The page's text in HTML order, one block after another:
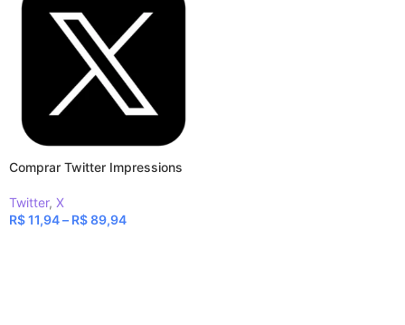
Comprar Twitter Impressions
Twitter, X
R$11,94– R$89,94